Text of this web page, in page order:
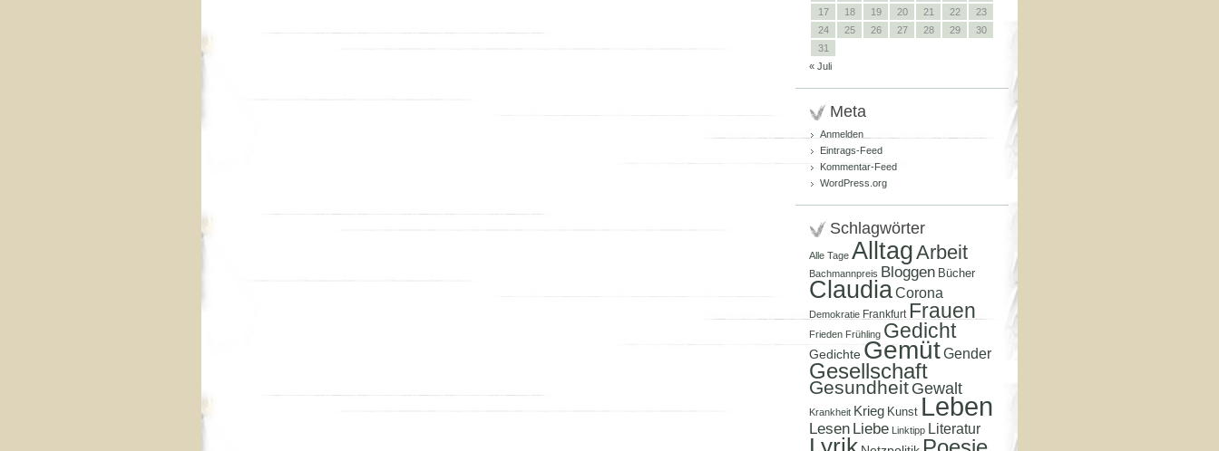
17
18 19 20 21 22
23
24
25 26 27 28 29
30
31
« Juli
Meta
Anmelden
Eintrags-Feed
Kommentar-Feed
WordPress.org
Schlagwörter
Alle Tage AlltagArbeit
Bachmannpreis Bloggen Bücher
ClaudiaCorona
Demokratie Frankfurt Frauen
Frieden Frühling Gedicht
Gedichte GemütGender
Gesellschaft
Gesundheit Gewalt
Krankheit Krieg Kunst Leben
Lesen Liebe Linktipp Literatur